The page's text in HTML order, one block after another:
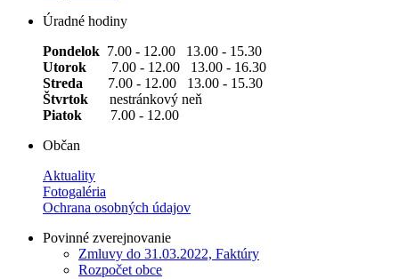
Úradné hodiny
Pondelok 7.00 - 12.00 13.00 - 15.30
Utorok
7.00 - 12.00 13.00 - 16.30
Streda 7.00 - 12.00 13.00 - 15.30
Štvrtok
nestránkový neň
Piatok 7.00 - 12.00
Občan
Aktuality
Fotogaléria
Ochrana osobných údajov
Povinné zverejnovanie
Zmluvy do 31.03.2022, Faktúry
Rozpočet obce